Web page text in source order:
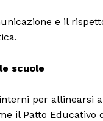
e il
scuole
per allinearsi
il Patto